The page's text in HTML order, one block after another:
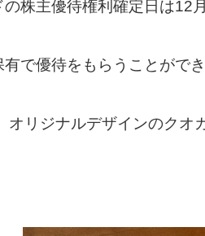
の株主優待権利確定日は12
で優待をもらうことがで
オリジナルデザインのクオ